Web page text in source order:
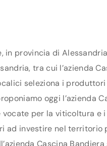
provincia di
tra cui l’azienda
seleziona i
oggi l’azienda
per la viticoltura
investire nel territorio
Cascina